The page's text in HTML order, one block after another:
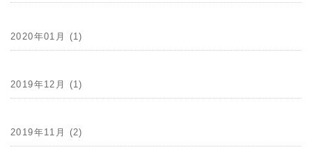
2020年01月 (1)
2019年12月 (1)
2019年11月 (2)